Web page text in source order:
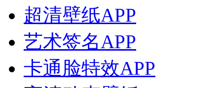
超清壁纸APP
艺术签名APP
卡通脸特效APP